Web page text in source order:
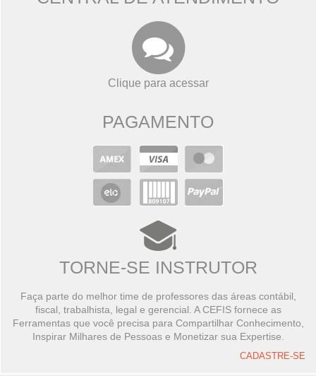
Clique para acessar
PAGAMENTO
TORNE-SE INSTRUTOR
Faça parte do melhor time de professores das áreas contábil,
fiscal, trabalhista, legal e gerencial. A CEFIS fornece as
Ferramentas que você precisa para Compartilhar Conhecimento,
Inspirar Milhares de Pessoas e Monetizar sua Expertise.
CADASTRE-SE